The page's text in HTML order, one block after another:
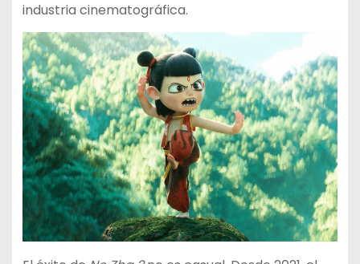
industria cinematográfica.